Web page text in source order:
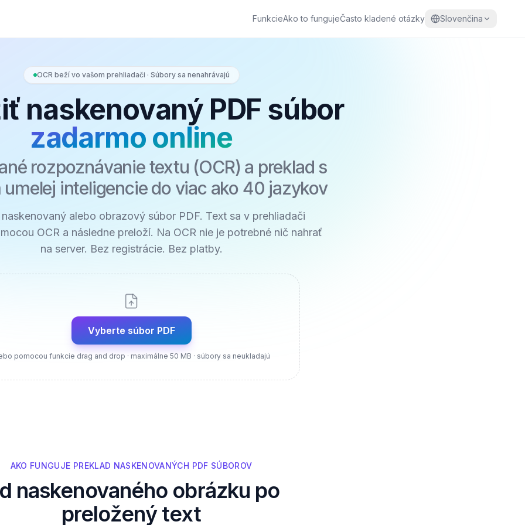
FunkcieAko to fungujeČasto kladené otázky Slovenčina
OCR beží vo vašom prehliadači · Súbory sa nenahrávajú
naskenovaný PDF súbor
zadarmo online
rozpoznávanie textu (OCR) a preklad s
inteligencie do viac ako 40 jazykov
alebo obrazový súbor PDF. Text sa v prehliadači
OCR a následne preloží. Na OCR nie je potrebné nič nahrať
na server. Bez registrácie. Bez platby.
Vyberte súbor PDF
pomocou funkcie drag and drop · maximálne 50 MB · súbory sa neukladajú
AKO FUNGUJE PREKLAD NASKENOVANÝCH PDF SÚBOROV
naskenovaného obrázku po
preložený text